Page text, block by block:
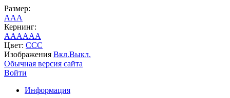
Размер:
AAA
Кернинг:
AAAAAA
Цвет: CCC
Изображения Вкл.Выкл.
Обычная версия сайта
Войти
Информация